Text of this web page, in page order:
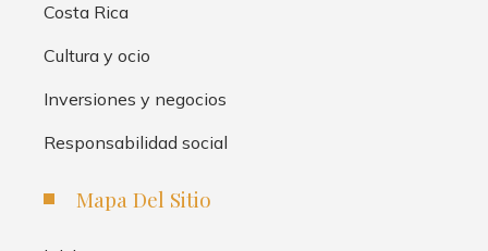
Costa Rica
Cultura y ocio
Inversiones y negocios
Responsabilidad social
Mapa Del Sitio